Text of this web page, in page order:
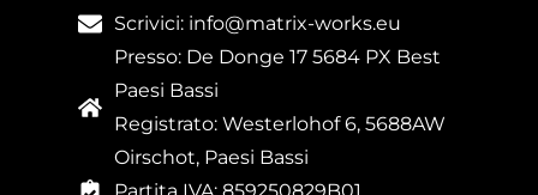
Scrivici: info@matrix-works.eu
Presso: De Donge 17 5684 PX Best
Paesi Bassi
Registrato: Westerlohof 6, 5688AW
Oirschot, Paesi Bassi